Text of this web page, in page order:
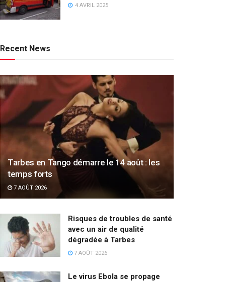
4 AVRIL 2025
Recent News
Tarbes en Tango démarre le 14 août : les
temps forts
7 AOÛT 2026
Risques de troubles de santé
avec un air de qualité
dégradée à Tarbes
7 AOÛT 2026
Le virus Ebola se propage